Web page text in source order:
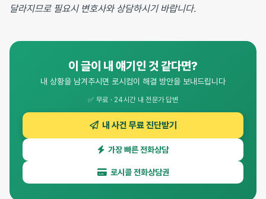
달라지므로 필요시 변호사와 상담하시기 바랍니다.
이 글이 내 얘기인 것 같다면?
내 상황을 남겨주시면 로시컴이 해결 방안을 보내드립니다
✅ 무료 · 24시간 내 전문가 답변
내 사건 무료 진단받기
가장 빠른 전화상담
로시콜 전화상담권